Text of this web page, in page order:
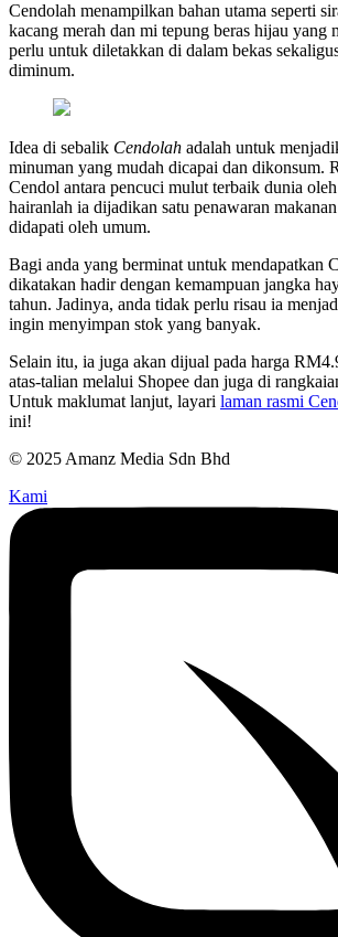
Cendolah menampilkan bahan utama seperti
kacang merah dan mi tepung beras hijau yang
perlu untuk diletakkan di dalam bekas
diminum.
Idea di sebalik Cendolah adalah untuk
minuman yang mudah dicapai dan dikonsum.
Cendol antara pencuci mulut terbaik dunia
hairanlah ia dijadikan satu penawaran
didapati oleh umum.
Bagi anda yang berminat untuk mendapatkan
dikatakan hadir dengan kemampuan jangka
tahun. Jadinya, anda tidak perlu risau ia
ingin menyimpan stok yang banyak.
Selain itu, ia juga akan dijual pada harga
atas-talian melalui Shopee dan juga di
Untuk maklumat lanjut, layari laman rasmi
ini!
© 2025 Amanz Media Sdn Bhd
Kami